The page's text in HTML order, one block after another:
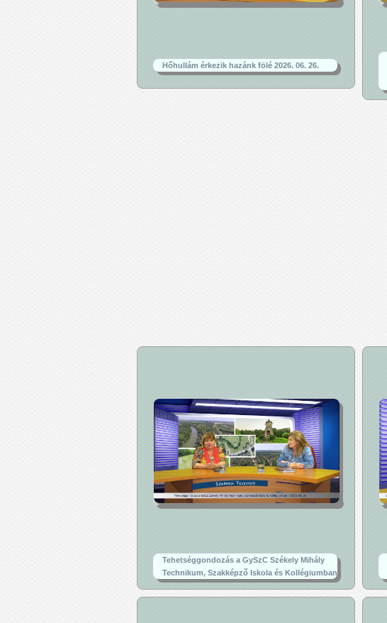
Hőhullám érkezik hazánk fölé 2026. 06. 26.
Tehetséggondozás a GySzC Székely Mihály
Technikum, Szakképző Iskola és Kollégiumban